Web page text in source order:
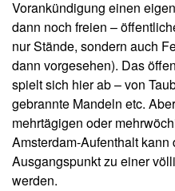
Vorankündigung einen
dann noch freien –
nur Stände, sondern auch
dann vorgesehen). Das
spielt sich hier ab – von
gebrannte Mandeln etc.
mehrtägigen oder
Amsterdam-Aufenthalt
Ausgangspunkt zu einer
werden.